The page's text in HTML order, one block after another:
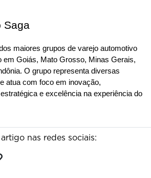
Saga
maiores grupos de varejo automotivo
em Goiás, Mato Grosso, Minas Gerais,
O grupo representa diversas
atua com foco em inovação,
e excelência na experiência do
nas redes sociais: